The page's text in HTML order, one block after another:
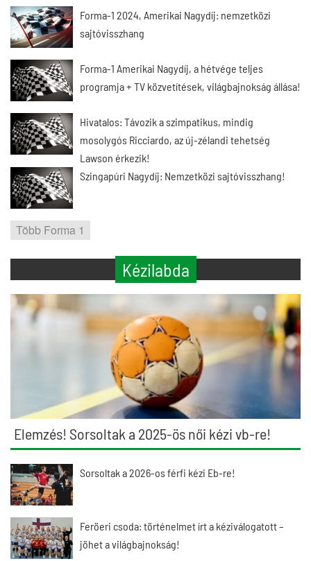
Forma-1 2024, Amerikai Nagydíj: nemzetközi
sajtóvisszhang
Forma-1 Amerikai Nagydíj, a hétvége teljes
programja + TV közvetítések, világbajnokság állása!
Hivatalos: Távozik a szimpatikus, mindig
mosolygós Ricciardo, az új-zélandi tehetség
Lawson érkezik!
Szingapúri Nagydíj: Nemzetközi sajtóvisszhang!
Több Forma 1
Kézilabda
Elemzés! Sorsoltak a 2025-ös női kézi vb-re!
Sorsoltak a 2026-os férfi kézi Eb-re!
Feröeri csoda: történelmet írt a kéziválogatott –
jöhet a világbajnokság!